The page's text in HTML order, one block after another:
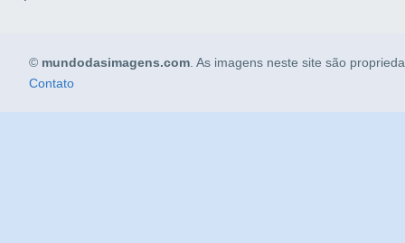
© mundodasimagens.com . As imagens neste site são
Contato